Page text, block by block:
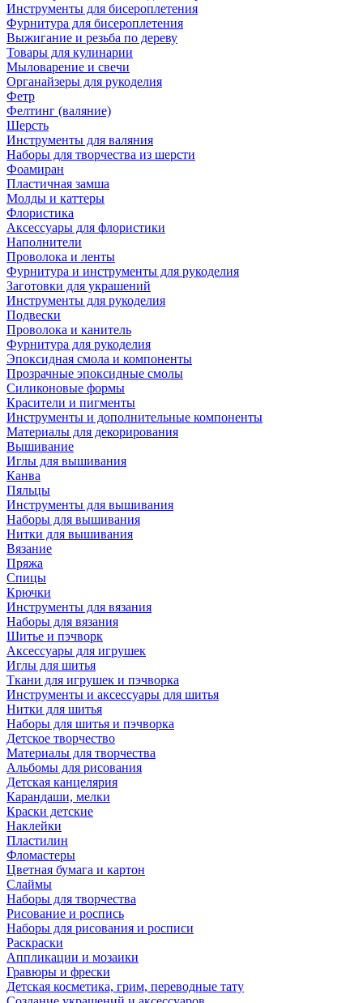
Инструменты для бисероплетения
Фурнитура для бисероплетения
Выжигание и резьба по дереву
Товары для кулинарии
Мыловарение и свечи
Органайзеры для рукоделия
Фетр
Фелтинг (валяние)
Шерсть
Инструменты для валяния
Наборы для творчества из шерсти
Фоамиран
Пластичная замша
Молды и каттеры
Флористика
Аксессуары для флористики
Наполнители
Проволока и ленты
Фурнитура и инструменты для рукоделия
Заготовки для украшений
Инструменты для рукоделия
Подвески
Проволока и канитель
Фурнитура для рукоделия
Эпоксидная смола и компоненты
Прозрачные эпоксидные смолы
Силиконовые формы
Красители и пигменты
Инструменты и дополнительные компоненты
Материалы для декорирования
Вышивание
Иглы для вышивания
Канва
Пяльцы
Инструменты для вышивания
Наборы для вышивания
Нитки для вышивания
Вязание
Пряжа
Спицы
Крючки
Инструменты для вязания
Наборы для вязания
Шитье и пэчворк
Аксессуары для игрушек
Иглы для шитья
Ткани для игрушек и пэчворка
Инструменты и аксессуары для шитья
Нитки для шитья
Наборы для шитья и пэчворка
Детское творчество
Материалы для творчества
Альбомы для рисования
Детская канцелярия
Карандаши, мелки
Краски детские
Наклейки
Пластилин
Фломастеры
Цветная бумага и картон
Слаймы
Наборы для творчества
Рисование и роспись
Наборы для рисования и росписи
Раскраски
Аппликации и мозаики
Гравюры и фрески
Детская косметика, грим, переводные тату